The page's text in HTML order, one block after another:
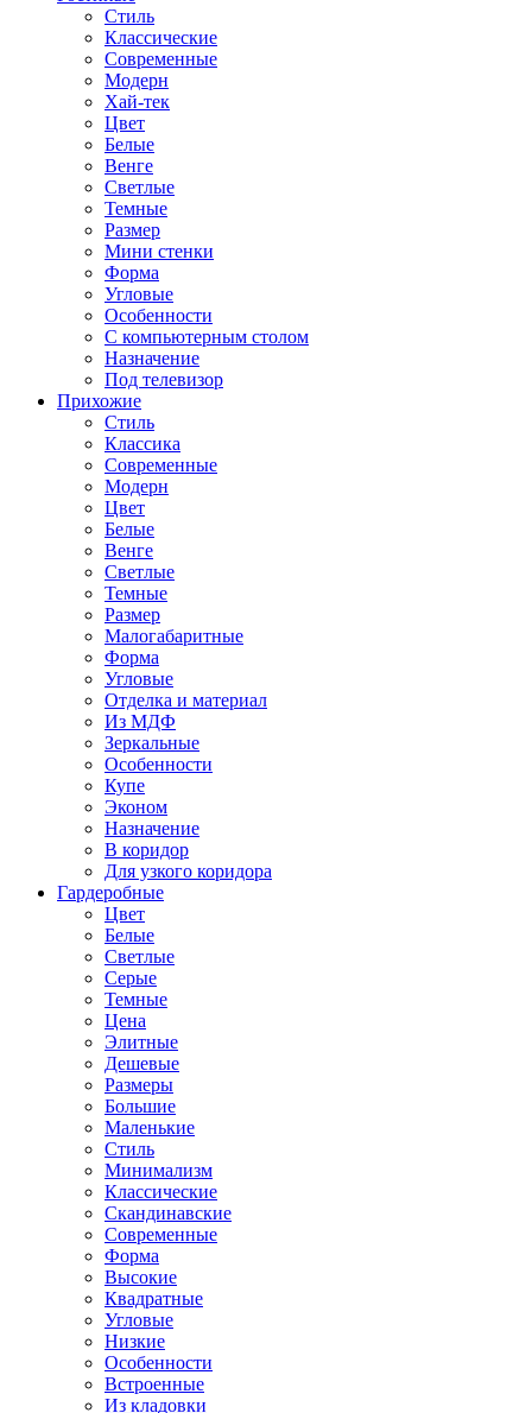
Стиль
Классические
Современные
Модерн
Хай-тек
Цвет
Белые
Венге
Светлые
Темные
Размер
Мини стенки
Форма
Угловые
Особенности
С компьютерным столом
Назначение
Под телевизор
Прихожие
Стиль
Классика
Современные
Модерн
Цвет
Белые
Венге
Светлые
Темные
Размер
Малогабаритные
Форма
Угловые
Отделка и материал
Из МДФ
Зеркальные
Особенности
Купе
Эконом
Назначение
В коридор
Для узкого коридора
Гардеробные
Цвет
Белые
Светлые
Серые
Темные
Цена
Элитные
Дешевые
Размеры
Большие
Маленькие
Стиль
Минимализм
Классические
Скандинавские
Современные
Форма
Высокие
Квадратные
Угловые
Низкие
Особенности
Встроенные
Из кладовки